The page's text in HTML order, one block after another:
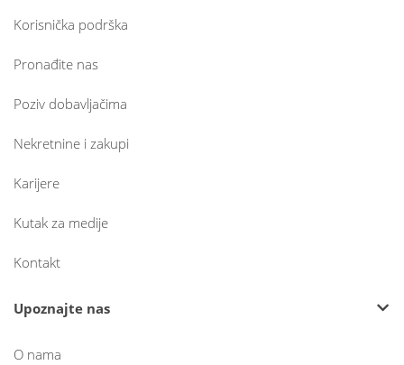
Korisnička podrška
Pronađite nas
Poziv dobavljačima
Nekretnine i zakupi
Karijere
Kutak za medije
Kontakt
Upoznajte nas
O nama